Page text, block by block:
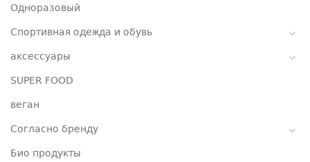
Одноразовый
Спортивная одежда и обувь
аксессуары
SUPER FOOD
веган
Согласно бренду
Био продукты